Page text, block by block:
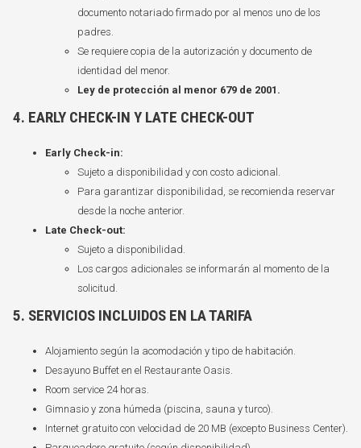
documento notariado firmado por al menos uno de los
padres.
Se requiere copia de la autorización y documento de
identidad del menor.
Ley de protección al menor 679 de 2001.
4. EARLY CHECK-IN Y LATE CHECK-OUT
Early Check-in:
Sujeto a disponibilidad y con costo adicional.
Para garantizar disponibilidad, se recomienda reservar
desde la noche anterior.
Late Check-out:
Sujeto a disponibilidad.
Los cargos adicionales se informarán al momento de la
solicitud.
5. SERVICIOS INCLUIDOS EN LA TARIFA
Alojamiento según la acomodación y tipo de habitación.
Desayuno Buffet en el Restaurante Oasis.
Room service 24 horas.
Gimnasio y zona húmeda (piscina, sauna y turco).
Internet gratuito con velocidad de 20 MB (excepto Business Center).